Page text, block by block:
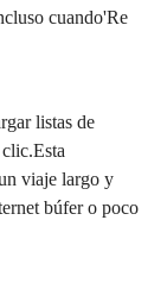
cuando'Re
listas de
viaje largo y
búfer o poco